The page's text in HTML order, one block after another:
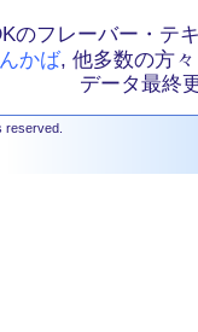
のフレーバー・テ
かば, 他多数の方々
データ最終
reserved.